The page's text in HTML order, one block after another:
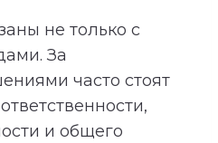
не только с
За
часто стоят
и общего